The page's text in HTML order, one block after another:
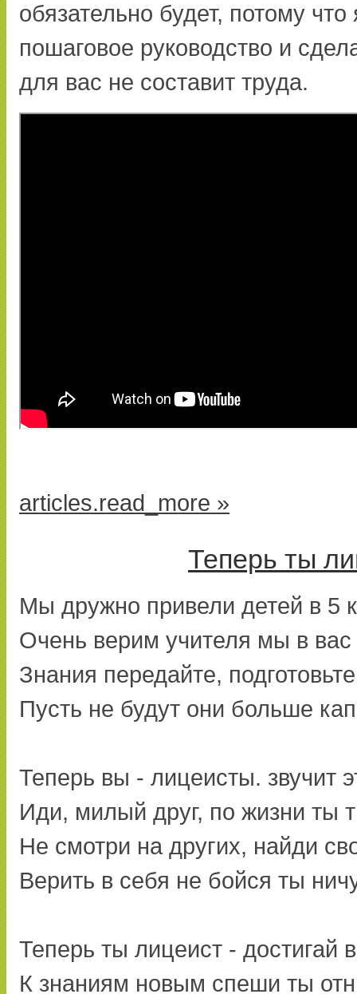
обязательно будет, потому
пошаговое руководство и
для вас не составит труда.
articles.read_more »
Теперь ты
Мы дружно привели детей в 5
Очень верим учителя мы в вас
Знания передайте,
Пусть не будут они больше
Теперь вы - лицеисты. звучит
Иди, милый друг, по жизни ты
Не смотри на других, найди
Верить в себя не бойся ты
Теперь ты лицеист - достигай
К знаниям новым спеши ты